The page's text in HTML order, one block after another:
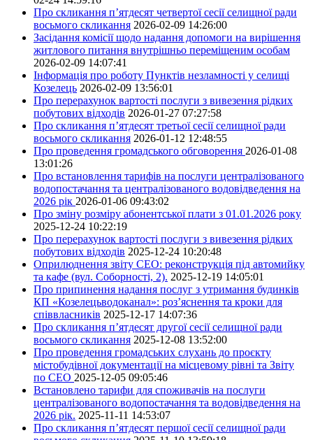
Про скликання п’ятдесят четвертої сесії селищної ради
восьмого скликання 2026-02-09 14:26:00
Засідання комісії щодо надання допомоги на вирішення
житлового питання внутрішньо переміщеним особам
2026-02-09 14:07:41
Інформація про роботу Пунктів незламності у селищі
Козелець 2026-02-09 13:56:01
Про перерахунок вартості послуги з вивезення рідких
побутових відходів 2026-01-27 07:27:58
Про скликання п’ятдесят третьої сесії селищної ради
восьмого скликання 2026-01-12 12:48:55
Про проведення громадського обговорення 2026-01-08
13:01:26
Про встановлення тарифів на послуги централізованого
водопостачання та централізованого водовідведення на
2026 рік 2026-01-06 09:43:02
Про зміну розміру абонентської плати з 01.01.2026 року
2025-12-24 10:22:19
Про перерахунок вартості послуги з вивезення рідких
побутових відходів 2025-12-24 10:20:48
Оприлюднення звіту СЕО: реконструкція під автомийку
та кафе (вул. Соборності, 2). 2025-12-19 14:05:01
Про припинення надання послуг з утримання будинків
КП «Козелецьводоканал»: роз’яснення та кроки для
співвласників 2025-12-17 14:07:36
Про скликання п’ятдесят другої сесії селищної ради
восьмого скликання 2025-12-08 13:52:00
Про проведення громадських слухань до проєкту
містобудівної документації на місцевому рівні та Звіту
по СЕО 2025-12-05 09:05:46
Встановлено тарифи для споживачів на послуги
централізованого водопостачання та водовідведення на
2026 рік. 2025-11-11 14:53:07
Про скликання п’ятдесят першої сесії селищної ради